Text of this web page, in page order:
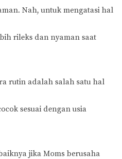
Nah, untuk mengatasi hal
rileks dan nyaman saat
rutin adalah salah satu hal
sesuai dengan usia
jika Moms berusaha